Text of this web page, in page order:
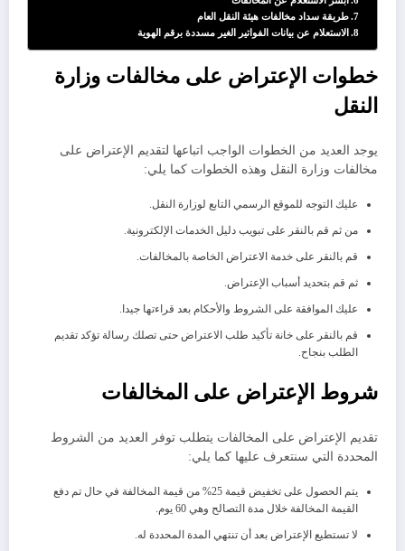
طريقة سداد مخالفات هيئة النقل العام
الاستعلام عن بيانات الفواتير الغير مسددة برقم الهوية
خطوات الإعتراض على مخالفات وزارة
النقل
يوجد العديد من الخطوات الواجب اتباعها لتقديم الإعتراض على
مخالفات وزارة النقل وهذه الخطوات كما يلي:
عليك التوجه للموقع الرسمي التابع لوزارة النقل.
من ثم قم بالنقر على تبويب دليل الخدمات الإلكترونية.
قم بالنقر على خدمة الاعتراض الخاصة بالمخالفات.
ثم قم بتحديد أسباب الإعتراض.
عليك الموافقة على الشروط والأحكام بعد قراءتها جيدا.
قم بالنقر على خانة تأكيد طلب الاعتراض حتى تصلك رسالة تؤكد تقديم
الطلب بنجاح.
شروط الإعتراض على المخالفات
تقديم الإعتراض على المخالفات يتطلب توفر العديد من الشروط
المحددة التي سنتعرف عليها كما يلي:
يتم الحصول على تخفيض قيمة 25% من قيمة المخالفة في حال تم دفع
القيمة المخالفة خلال مدة التصالح وهي 60 يوم.
لا تستطيع الإعتراض بعد أن تنتهي المدة المحددة له.